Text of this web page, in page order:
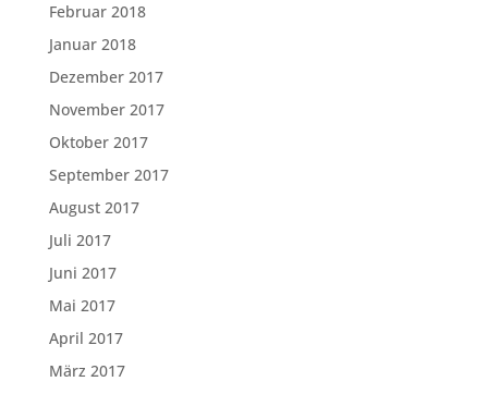
Februar 2018
Januar 2018
Dezember 2017
November 2017
Oktober 2017
September 2017
August 2017
Juli 2017
Juni 2017
Mai 2017
April 2017
März 2017